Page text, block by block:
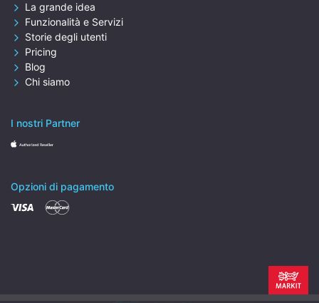
La grande idea
Funzionalità e Servizi
Storie degli utenti
Pricing
Blog
Chi siamo
I nostri Partner
Opzioni di pagamento